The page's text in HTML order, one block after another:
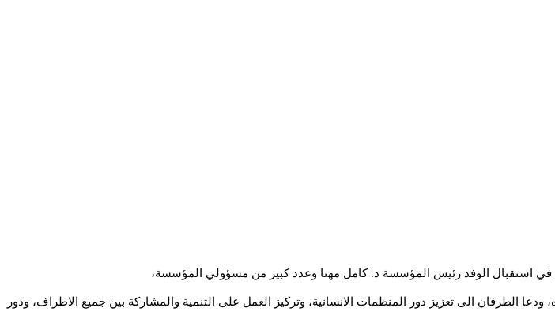
في استقبال الوفد رئيس المؤسسة د. كامل مهنا وعدد كبير من مسؤولي المؤسسة،
الطرفان الى تعزيز دور المنظمات الانسانية، وتركيز العمل على التنمية والمشاركة بين جميع الاطراف، ودور